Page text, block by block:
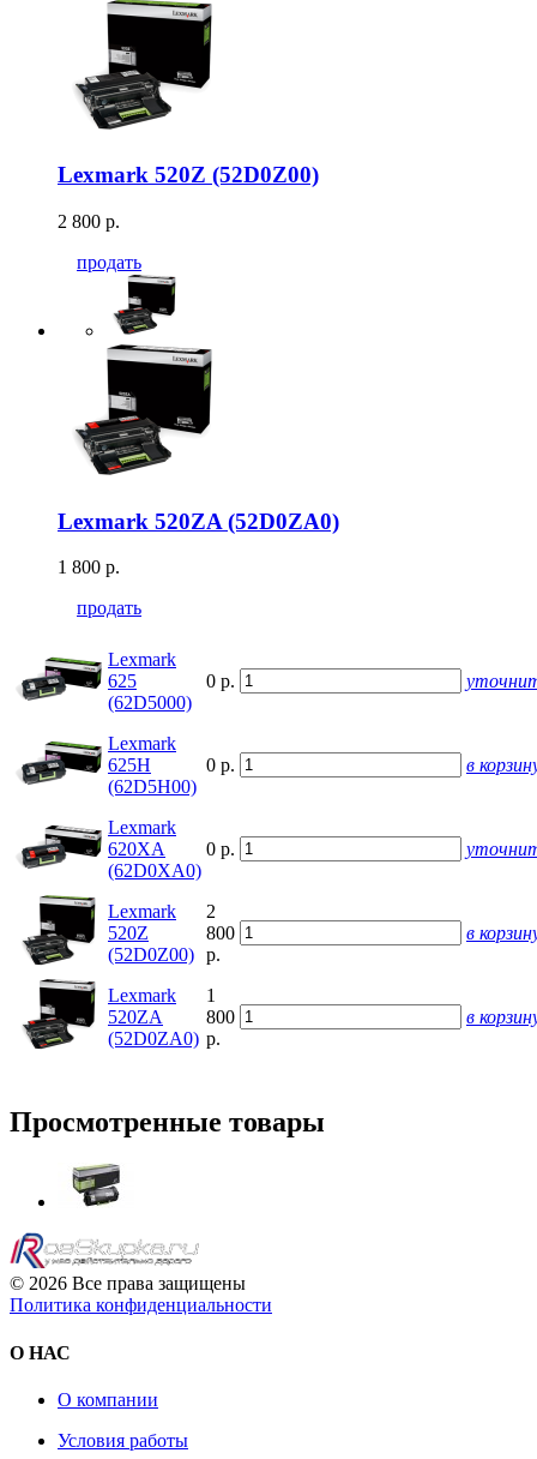
Lexmark 520Z (52D0Z00)
2 800 р.
продать
Lexmark 520ZA (52D0ZA0)
1 800 р.
продать
Lexmark
625
(62D5000)
0 р.
Lexmark
625H
(62D5H00)
0 р. в
Lexmark
620XA
(62D0XA0)
0 р.
Lexmark
520Z
(52D0Z00)
2
800
р.
в
Lexmark
520ZA
(52D0ZA0)
1
800
р.
в
Просмотренные товары
© 2026 Все права защищены
Политика конфиденциальности
О НАС
О компании
Условия работы